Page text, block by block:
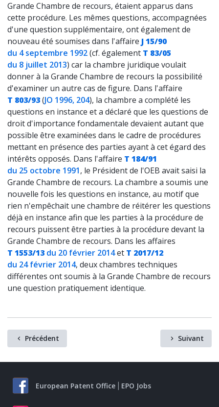
Grande Chambre de recours, étaient apparus dans
cette procédure. Les mêmes questions, accompagnées
d'une question supplémentaire, ont également de
nouveau été soumises dans l'affaire J 15/90
du 4 septembre 1992(cf. également T 83/05
du 8 juillet 2013) car la chambre juridique voulait
donner à la Grande Chambre de recours la possibilité
d'examiner un autre cas de figure. Dans l'affaire
T 803/93(JO 1996, 204), la chambre a complété les
questions en instance et a déclaré que les questions de
droit d'importance fondamentale devaient autant que
possible être examinées dans le cadre de procédures
mettant en présence des parties ayant à cet égard des
intérêts opposés. Dans l'affaire T 184/91
du 25 octobre 1991, le Président de l'OEB avait saisi la
Grande Chambre de recours. La chambre a soumis une
nouvelle fois les questions en instance, au motif que
rien n'empêchait une chambre de réitérer les questions
déjà en instance afin que les parties à la procédure de
recours puissent être parties à la procédure devant la
Grande Chambre de recours. Dans les affaires
T 1553/13 du 20 février 2014et T 2017/12
du 24février 2014, deux chambres techniques
différentes ont soumis à la Grande Chambre de recours
une question pratiquement identique.
Précédent Suivant
European Patent Office EPO Jobs